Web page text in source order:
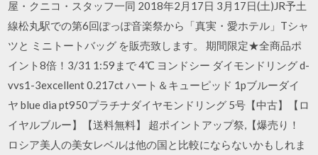
屋・クニコ・スタッフ一同 2018年2月17日 3月17日(土)JR予土
線松丸駅での第6回ぽっぽ音楽祭から「真実・愛ホテル」Tシャ
ツと ミニトートバッグ を販売致します。 期間限定★全商品ポ
イント8倍！3/31 1:59まで 4℃ ヨンドシー ダイモンドリング d-
vvs1-3excellent 0.217ct ハート＆キューピッド 1pブルーダイ
ヤ blue dia pt950プラチナダイヤモンドリング 5号【中古】【ロ
イヤルブルー】【送料無料】 超ポイントアップ祭,【爆売り！
ロシア美人の美女レベルは他の国と比較にならないかもしれま